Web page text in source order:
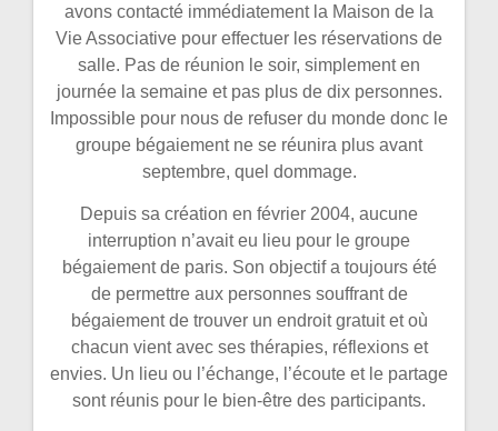
avons contacté immédiatement la Maison de la
Vie Associative pour effectuer les réservations de
salle. Pas de réunion le soir, simplement en
journée la semaine et pas plus de dix personnes.
Impossible pour nous de refuser du monde donc le
groupe bégaiement ne se réunira plus avant
septembre, quel dommage.
Depuis sa création en février 2004, aucune
interruption n’avait eu lieu pour le groupe
bégaiement de paris. Son objectif a toujours été
de permettre aux personnes souffrant de
bégaiement de trouver un endroit gratuit et où
chacun vient avec ses thérapies, réflexions et
envies. Un lieu ou l’échange, l’écoute et le partage
sont réunis pour le bien-être des participants.